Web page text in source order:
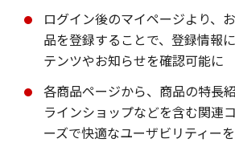
ログイン後のマイページより、
品を登録することで、登録情報
テンツやお知らせを確認可能に
各商品ページから、商品の特長
ラインショップなどを含む関連
ーズで快適なユーザビリティー